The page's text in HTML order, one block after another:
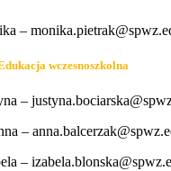
–
wczesnoszkolna
–
–
–